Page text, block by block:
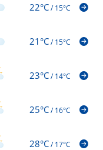
22°C/15°C
21°C/15°C
23°C/14°C
25°C/16°C
28°C/17°C